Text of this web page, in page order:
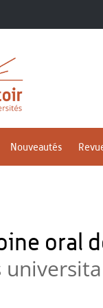
Nouveautés
oral